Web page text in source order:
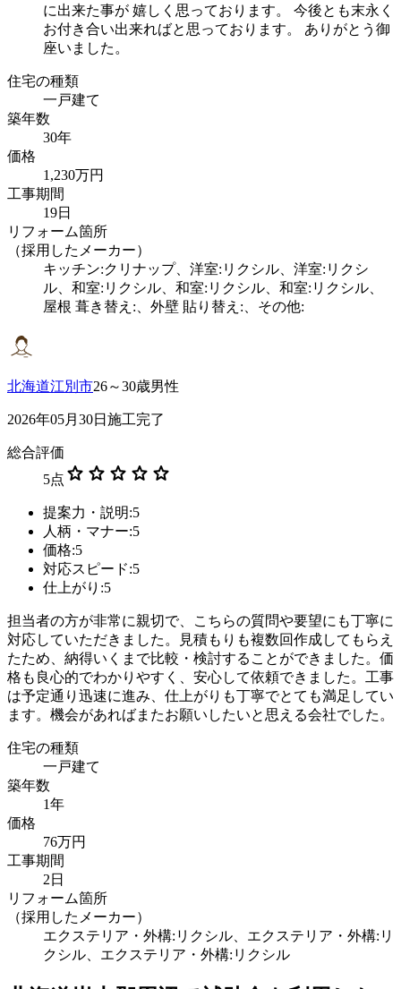
に出来た事が 嬉しく思っております。 今後とも末永く
お付き合い出来ればと思っております。 ありがとう御
座いました。
住宅の種類
一戸建て
築年数
30年
価格
1,230万円
工事期間
19日
リフォーム箇所
（採用したメーカー）
キッチン:クリナップ、洋室:リクシル、洋室:リクシ
ル、和室:リクシル、和室:リクシル、和室:リクシル、
屋根 葺き替え:、外壁 貼り替え:、その他:
北海道江別市26～30歳男性
2026年05月30日施工完了
総合評価
5点 star star star star star
提案力・説明:5
人柄・マナー:5
価格:5
対応スピード:5
仕上がり:5
担当者の方が非常に親切で、こちらの質問や要望にも丁寧に
対応していただきました。見積もりも複数回作成してもらえ
たため、納得いくまで比較・検討することができました。価
格も良心的でわかりやすく、安心して依頼できました。工事
は予定通り迅速に進み、仕上がりも丁寧でとても満足してい
ます。機会があればまたお願いしたいと思える会社でした。
住宅の種類
一戸建て
築年数
1年
価格
76万円
工事期間
2日
リフォーム箇所
（採用したメーカー）
エクステリア・外構:リクシル、エクステリア・外構:リ
クシル、エクステリア・外構:リクシル